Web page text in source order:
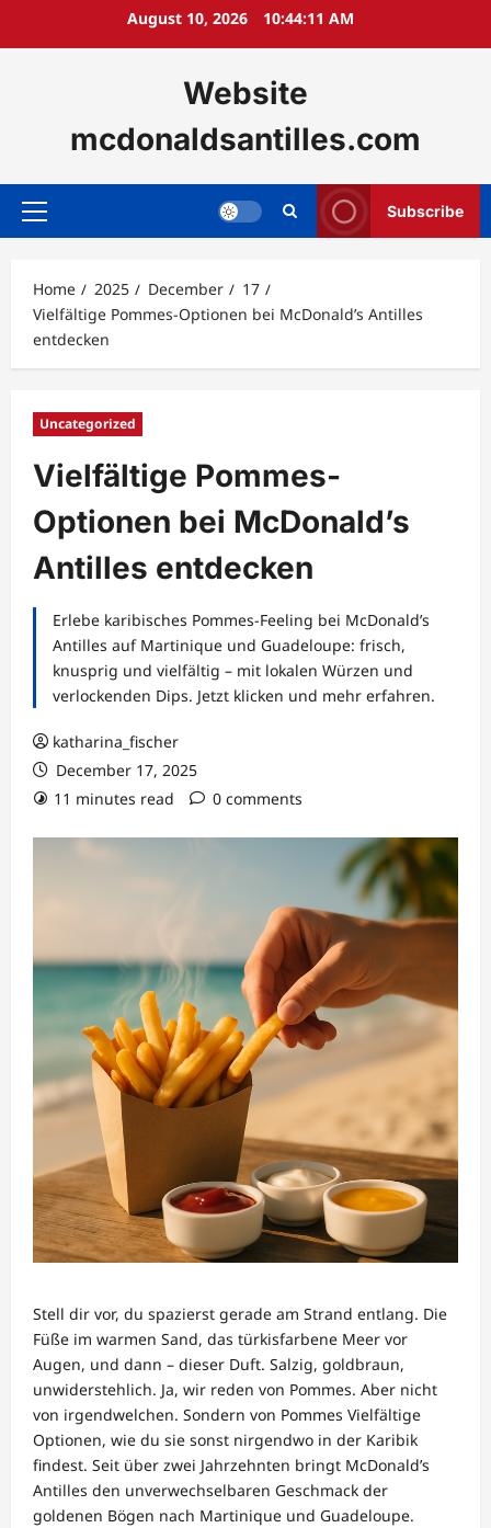
August 10, 2026 10:44:13 AM
Website
mcdonaldsantilles.com
Primary
Subscribe
Home 2025 December
17
Vielfältige Pommes-Optionen bei McDonald’s Antilles
entdecken
Uncategorized
Vielfältige Pommes-
Optionen bei McDonald’s
Antilles entdecken
Erlebe karibisches Pommes-Feeling bei McDonald’s
Antilles auf Martinique und Guadeloupe: frisch,
knusprig und vielfältig – mit lokalen Würzen und
verlockenden Dips. Jetzt klicken und mehr erfahren.
katharina_fischer
December 17, 2025
11 minutes read
0 comments
Stell dir vor, du spazierst gerade am Strand entlang. Die
Füße im warmen Sand, das türkisfarbene Meer vor
Augen, und dann – dieser Duft. Salzig, goldbraun,
unwiderstehlich. Ja, wir reden von Pommes. Aber nicht
von irgendwelchen. Sondern von Pommes Vielfältige
Optionen, wie du sie sonst nirgendwo in der Karibik
findest. Seit über zwei Jahrzehnten bringt McDonald’s
Antilles den unverwechselbaren Geschmack der
goldenen Bögen nach Martinique und Guadeloupe.